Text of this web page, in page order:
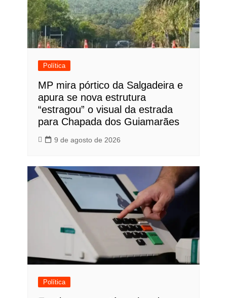
Política
MP mira pórtico da Salgadeira e
apura se nova estrutura
“estragou” o visual da estrada
para Chapada dos Guiamarães
9 de agosto de 2026
Política